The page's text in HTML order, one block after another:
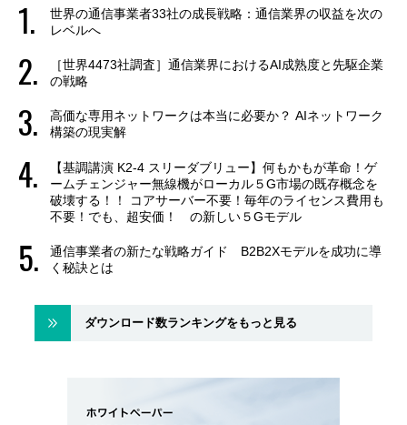
世界の通信事業者33社の成長戦略：通信業界の収益を次の
レベルへ
［世界4473社調査］通信業界におけるAI成熟度と先駆企業
の戦略
高価な専用ネットワークは本当に必要か？ AIネットワーク
構築の現実解
【基調講演 K2-4 スリーダブリュー】何もかもが革命！ゲ
ームチェンジャー無線機がローカル５G市場の既存概念を
破壊する！！ コアサーバー不要！毎年のライセンス費用も
不要！でも、超安価！ の新しい５Gモデル
通信事業者の新たな戦略ガイド B2B2Xモデルを成功に導
く秘訣とは
ダウンロード数ランキングをもっと見る